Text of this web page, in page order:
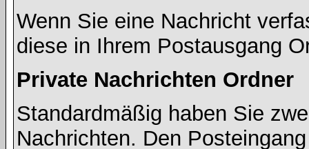
Wenn Sie eine Nachricht
diese in Ihrem Postausgang
Private Nachrichten Ordner
Standardmäßig haben Sie
Nachrichten. Den